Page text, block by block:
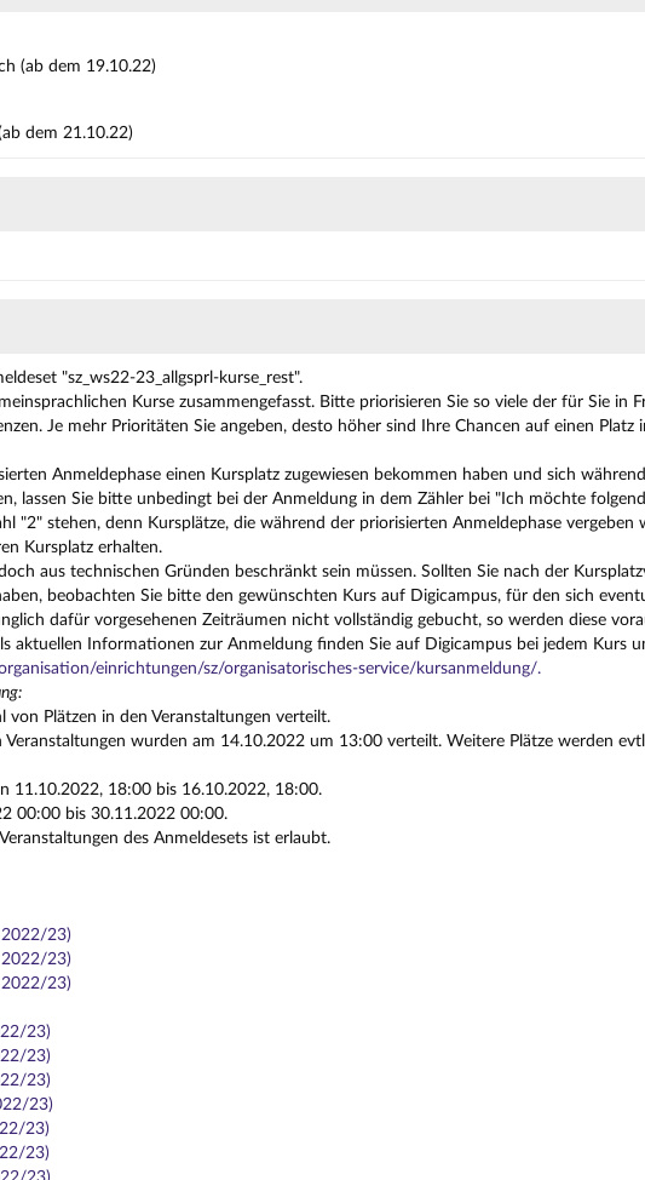
(ab dem 19.10.22)
dem 21.10.22)
"sz_ws22-23_allgsprl-kurse_rest".
Kurse zusammengefasst. Bitte priorisieren Sie so viele der für Sie in
Je mehr Prioritäten Sie angeben, desto höher sind Ihre Chancen auf einen Platz
Anmeldephase einen Kursplatz zugewiesen bekommen haben und sich
lassen Sie bitte unbedingt bei der Anmeldung in dem Zähler bei "Ich möchte
"2" stehen, denn Kursplätze, die während der priorisierten Anmeldephase
Kursplatz erhalten.
aus technischen Gründen beschränkt sein müssen. Sollten Sie nach der
beobachten Sie bitte den gewünschten Kurs auf Digicampus, für den sich
dafür vorgesehenen Zeiträumen nicht vollständig gebucht, so werden diese
aktuellen Informationen zur Anmeldung finden Sie auf Digicampus bei jedem Kurs
einrichtungen/sz/organisatorisches-service/kursanmeldung/.
von Plätzen in den Veranstaltungen verteilt.
Veranstaltungen wurden am 14.10.2022 um 13:00 verteilt. Weitere Plätze werden
11.10.2022, 18:00 bis 16.10.2022, 18:00.
00:00 bis 30.11.2022 00:00.
des Anmeldesets ist erlaubt.
23)
23)
23)
23)
23)
23)
23)
23)
23)